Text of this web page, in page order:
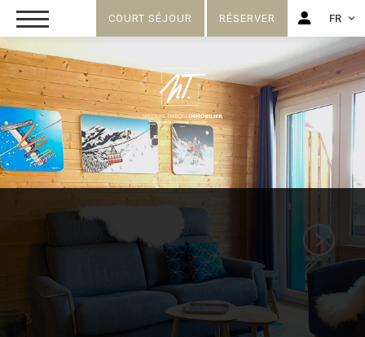
COURT SÉJOUR RÉSERVER FR
FR
EN